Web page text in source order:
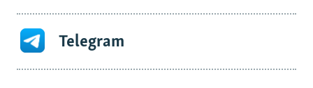
Telegram